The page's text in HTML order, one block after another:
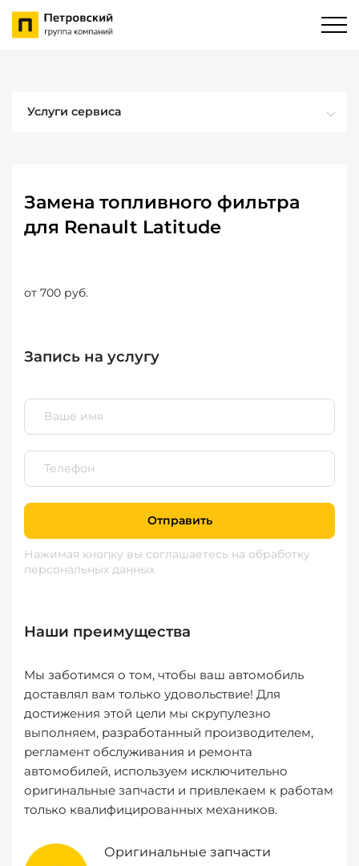
Услуги сервиса
Замена топливного фильтра
для Renault Latitude
от 700 руб.
Запись на услугу
Отправить
Нажимая кнопку вы соглашаетесь на обработку
персональных данных
Наши преимущества
Мы заботимся о том, чтобы ваш автомобиль
доставлял вам только удовольствие! Для
достижения этой цели мы скрупулезно
выполняем, разработанный производителем,
регламент обслуживания и ремонта
автомобилей, используем исключительно
оригинальные запчасти и привлекаем к работам
только квалифицированных механиков.
Оригинальные запчасти